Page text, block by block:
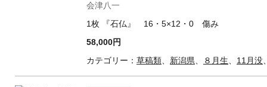
会津八一
1枚 『石仏』 16・5×12・0 傷み
58,000円
カテゴリー： 草稿類、 新潟県、 ８月生、 11月没